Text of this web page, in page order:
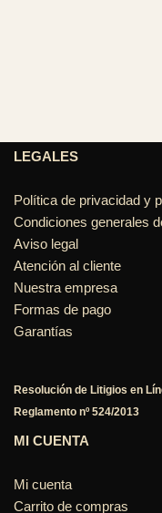
LEGALES
Política de privacidad y
Condiciones generales
Aviso legal
Atención al cliente
Nuestra empresa
Formas de pago
Garantías
Resolución de Litigios en
Reglamento nº 524/2013
MI CUENTA
Mi cuenta
Carrito de compras